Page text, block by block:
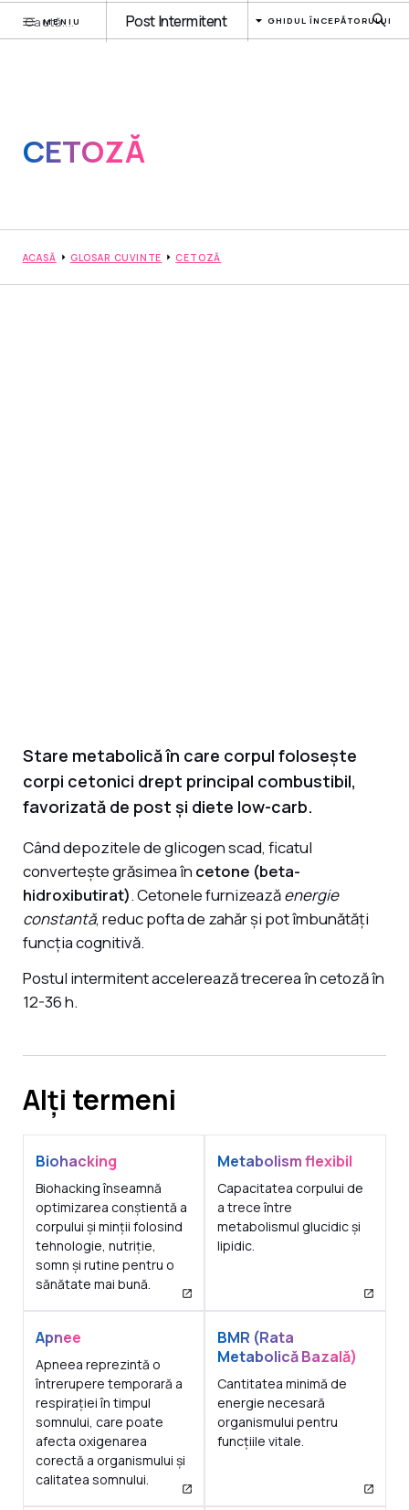
MENIU Post Intermitent GHIDUL ÎNCEPĂTORULUI
CETOZĂ
ACASĂ GLOSAR CUVINTE CETOZĂ
Stare metabolică în care corpul folosește
corpi cetonici drept principal combustibil,
favorizată de post și diete low-carb.
Când depozitele de glicogen scad, ficatul
convertește grăsimea în cetone (beta-
hidroxibutirat). Cetonele furnizeazăenergie
constantă, reduc pofta de zahăr și pot îmbunătăți
funcția cognitivă.
Postul intermitent accelerează trecerea în cetoză în
12-36 h.
Alți termeni
Biohacking
Biohacking înseamnă
optimizarea conștientă a
corpului și minții folosind
tehnologie, nutriție,
somn și rutine pentru o
sănătate mai bună.
Metabolism flexibil
Capacitatea corpului de
a trece între
metabolismul glucidic și
lipidic.
Apnee
Apneea reprezintă o
întrerupere temporară a
respirației în timpul
somnului, care poate
afecta oxigenarea
corectă a organismului și
calitatea somnului.
BMR (Rata
Metabolică Bazală)
Cantitatea minimă de
energie necesară
organismului pentru
funcțiile vitale.